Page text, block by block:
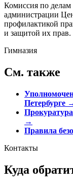
Комиссия по
администрации
профилактикой
и защитой их прав.
Гимназия
См. также
Петербурге
→
Правила
Контакты
Куда